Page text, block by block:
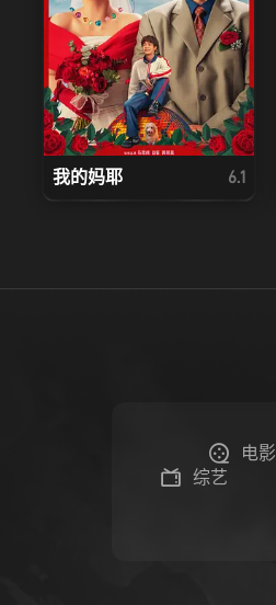
我的妈耶 6.1
电影
综艺